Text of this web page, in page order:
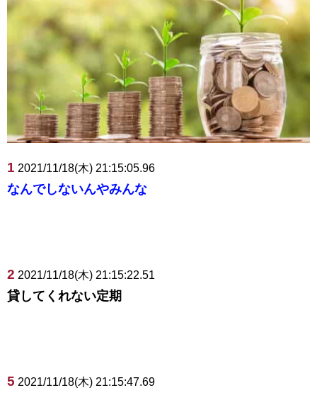
1 2021/11/18(木) 21:15:05.96
なんでしないんやみんな
2 2021/11/18(木) 21:15:22.51
貸してくれない定期
5 2021/11/18(木) 21:15:47.69